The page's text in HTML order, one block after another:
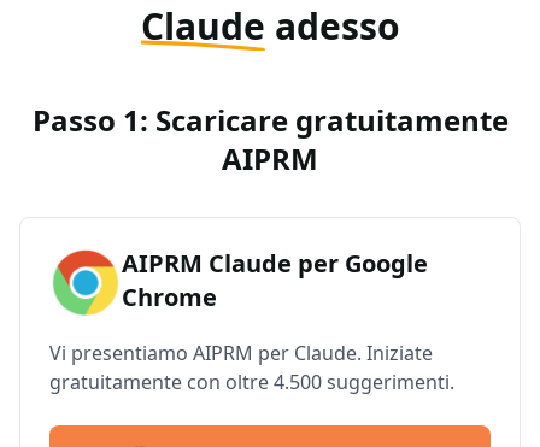
Claude adesso
Passo 1: Scaricare gratuitamente
AIPRM
AIPRM Claude per Google
Chrome
Vi presentiamo AIPRM per Claude. Iniziate
gratuitamente con oltre 4.500 suggerimenti.